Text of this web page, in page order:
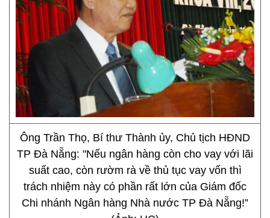
Ông Trần Thọ, Bí thư Thành ủy, Chủ tịch HĐND
TP Đà Nẵng: "Nếu ngân hàng còn cho vay với lãi
suất cao, còn rườm rà về thủ tục vay vốn thì
trách nhiệm này có phần rất lớn của Giám đốc
Chi nhánh Ngân hàng Nhà nước TP Đà Nẵng!”